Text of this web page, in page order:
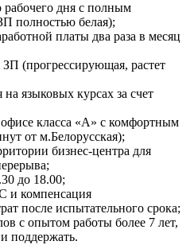
дня с полным
полностью белая);
платы два раза в месяц
(прогрессирующая, растет
языковых курсах за счет
класса «А» с комфортным
от м.Белорусская);
бизнес-центра для
до 18.00;
и компенсация
после испытательного срока;
с опытом работы более 7 лет,
поддержать.